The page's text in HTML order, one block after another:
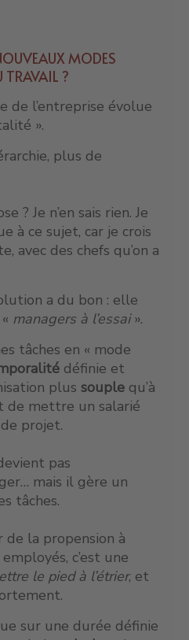
MODES
TRAVAIL ?
de l’entreprise évolue
».
plus de
? Je n’en sais rien. Je
à ce sujet, car je crois
avec des chefs qu’on a
a du bon : elle
managers à l’essai».
tâches en « mode
définie et
plus souple qu’à
de mettre un salarié
projet.
pas
mais il gère un
tâches.
de la propension à
c’est une
le pied à l’étrier, et
sur une durée définie